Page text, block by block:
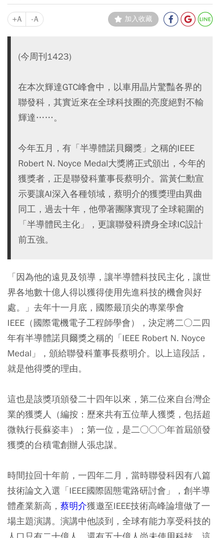
+A -A 加入收藏
(今周刊1423)
在本次輝達GTC峰會中，以車用晶片驚豔各界的
聯發科，其實近來在全球科技圈的亮度絕對不輸
輝達……。
今年五月，有「半導體諾貝爾獎」之稱的IEEE
Robert N. Noyce Medal大獎將正式頒出，今年的
獲獎者，正是聯發科董事長蔡明介。當黃仁勳宣
示要讓AI深入各種領域，蔡明介的獲獎理由異曲
同工，過去十年，他帶著團隊實現了全球範圍的
「半導體民主化」，更讓聯發科躋身全球IC設計
前五強。
「因為他的遠見及領導，讓半導體科技民主化，讓世
界各地數十億人得以獲得使用先進科技的機會與好
處。」去年十一月底，國際最頂尖的專業學會
IEEE（國際電機電子工程師學會），決定將二○二四
年有半導體諾貝爾獎之稱的「IEEE Robert N. Noyce
Medal」，頒給聯發科董事長蔡明介。以上這段話，
就是他得獎的理由。
這也是該獎項頒發二十四年以來，第二位來自台灣企
業的獲獎人（編按：歷來共有五位華人獲獎，包括超
微執行長蘇姿丰）；第一位，是二○○○年首屆頒發
獲獎的台積電創辦人張忠謀。
時間拉回十年前，一四年二月，當時聯發科因有八篇
技術論文入選「IEEE國際固態電路研討會」，創半導
體產業新高， 蔡明介獲邀至IEEE技術高峰論壇做了一
場主題演講。演講中他談到，全球有能力享受科技的